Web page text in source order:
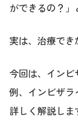
ができるの？」
実は、治療でき
今回は、イン
例、インビザ
詳しく解説し